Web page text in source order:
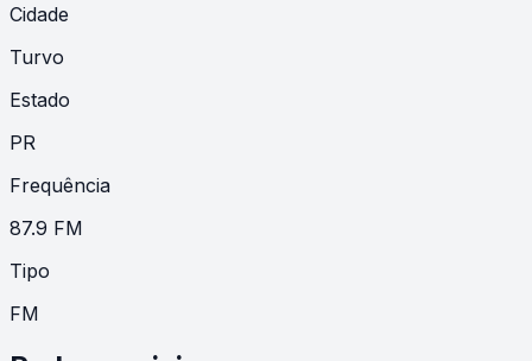
Cidade
Turvo
Estado
PR
Frequência
87.9 FM
Tipo
FM